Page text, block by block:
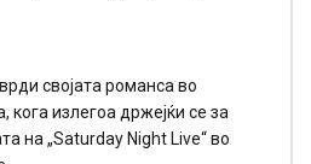
својата романса во
кога излегоа држејќи се за
на „Saturday Night Live“ во